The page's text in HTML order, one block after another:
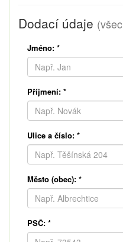
Dodací údaje
Jméno: *
Příjmení: *
Ulice a číslo: *
Město (obec): *
PSČ: *